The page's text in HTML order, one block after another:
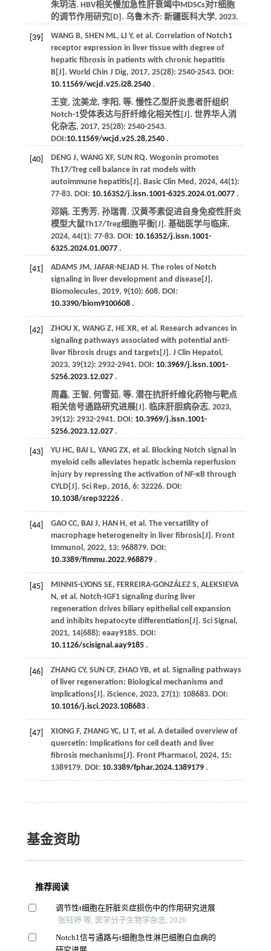
朱玥洁. HBV相关慢加急性肝衰竭中MDSCs对T细胞
的调节作用研究[D]. 乌鲁木齐: 新疆医科大学, 2023.
[39] WANG B, SHEN ML, LI Y, et al. Correlation of Notch1
receptor expression in liver tissue with degree of
hepatic fibrosis in patients with chronic hepatitis
B[J]. World Chin J Dig, 2017, 25(28): 2540-2543. DOI:
10.11569/wcjd.v25.i28.2540.
王变, 沈美龙, 李阳, 等. 慢性乙型肝炎患者肝组织
Notch-1受体表达与肝纤维化相关性[J]. 世界华人消
化杂志, 2017, 25(28): 2540-2543.
DOI:10.11569/wcjd.v25.28.2540.
[40] DENG J, WANG XF, SUN RQ. Wogonin promotes
Th17/Treg cell balance in rat models with
autoimmune hepatitis[J]. Basic Clin Med, 2024, 44(1):
77-83. DOI: 10.16352/j.issn.1001-6325.2024.01.0077.
邓娟, 王秀芳, 孙瑞青. 汉黄芩素促进自身免疫性肝炎
模型大鼠Th17/Treg细胞平衡[J]. 基础医学与临床,
2024, 44(1): 77-83. DOI: 10.16352/j.issn.1001-
6325.2024.01.0077.
[41] ADAMS JM, JAFAR-NEJAD H. The roles of Notch
signaling in liver development and disease[J].
Biomolecules, 2019, 9(10): 608. DOI:
10.3390/biom9100608.
[42] ZHOU X, WANG Z, HE XR, et al. Research advances in
signaling pathways associated with potential anti-
liver fibrosis drugs and targets[J]. J Clin Hepatol,
2023, 39(12): 2932-2941. DOI: 10.3969/j.issn.1001-
5256.2023.12.027.
周鑫, 王智, 何雪茹, 等. 潜在抗肝纤维化药物与靶点
相关信号通路研究进展[J]. 临床肝胆病杂志, 2023,
39(12): 2932-2941. DOI: 10.3969/j.issn.1001-
5256.2023.12.027.
[43] YU HC, BAI L, YANG ZX, et al. Blocking Notch signal in
myeloid cells alleviates hepatic ischemia reperfusion
injury by repressing the activation of NF-κB through
CYLD[J]. Sci Rep, 2016, 6: 32226. DOI:
10.1038/srep32226.
[44] GAO CC, BAI J, HAN H, et al. The versatility of
macrophage heterogeneity in liver fibrosis[J]. Front
Immunol, 2022, 13: 968879. DOI:
10.3389/fimmu.2022.968879.
[45] MINNIS-LYONS SE, FERREIRA-GONZÁLEZ S, ALEKSIEVA
N, et al. Notch-IGF1 signaling during liver
regeneration drives biliary epithelial cell expansion
and inhibits hepatocyte differentiation[J]. Sci Signal,
2021, 14(688): eaay9185. DOI:
10.1126/scisignal.aay9185.
[46] ZHANG CY, SUN CF, ZHAO YB, et al. Signaling pathways
of liver regeneration: Biological mechanisms and
implications[J]. iScience, 2023, 27(1): 108683. DOI:
10.1016/j.isci.2023.108683.
[47] XIONG F, ZHANG YC, LI T, et al. A detailed overview of
quercetin: Implications for cell death and liver
fibrosis mechanisms[J]. Front Pharmacol, 2024, 15:
1389179. DOI: 10.3389/fphar.2024.1389179.
基金资助